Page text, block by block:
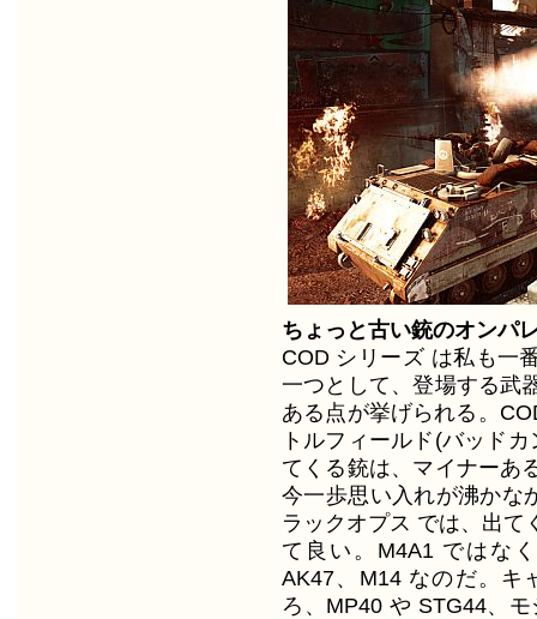
ちょっと古い銃のオンパ
COD シリーズ は私も一
一つとして、登場する武
ある点が挙げられる。
トルフィールド(バッド
てくる銃は、マイナーあ
今一歩思い入れが沸かな
ラックオプス では、出て
て良い。M4A1 ではな
AK47、M14 なのだ。キ
ろ、MP40 や STG44、